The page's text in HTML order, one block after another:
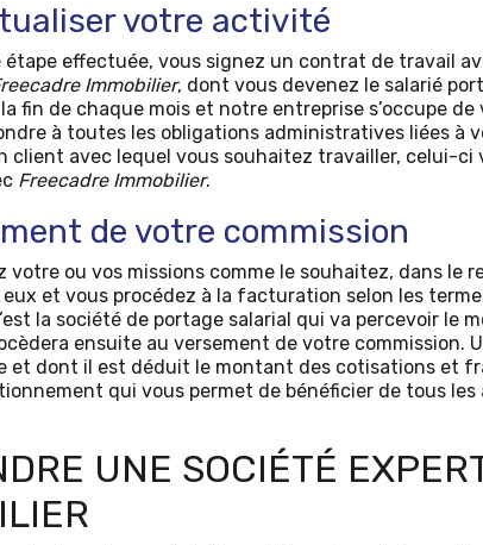
votre activité
effectuée, vous signez un contrat de travail
Immobilier, dont vous devenez le salarié
fin de chaque mois et notre entreprise s’occupe
à toutes les obligations administratives liées à
client avec lequel vous souhaitez travailler, celui-ci
Freecadre Immobilier.
de votre commission
votre ou vos missions comme le souhaitez, dans le
et vous procédez à la facturation selon les
la société de portage salarial qui va percevoir le
ensuite au versement de votre commission.
et dont il est déduit le montant des cotisations et
qui vous permet de bénéficier de tous les
UNE SOCIÉTÉ